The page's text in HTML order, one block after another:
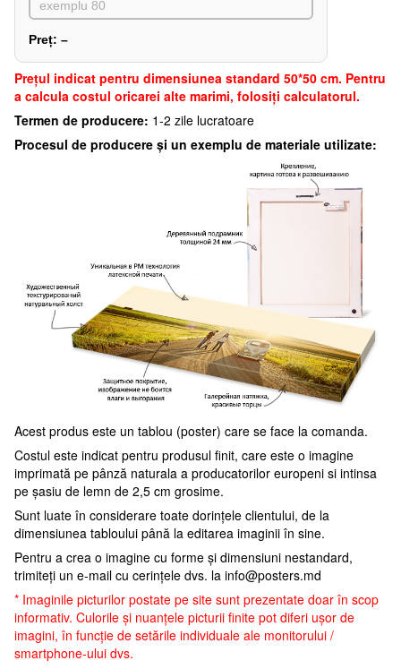
Preț: –
Preţul indicat pentru dimensiunea standard 50*50 cm. Pentru
a calcula costul oricarei alte marimi, folosiți calculatorul.
Termen de producere: 1-2 zile lucratoare
Procesul de producere și un exemplu de materiale utilizate:
Acest produs este un tablou (poster) care se face la comanda.
Costul este indicat pentru produsul finit, care este o imagine
imprimată pe pânză naturala a producatorilor europeni si intinsa
pe șasiu de lemn de 2,5 cm grosime.
Sunt luate în considerare toate dorințele clientului, de la
dimensiunea tabloului până la editarea imaginii în sine.
Pentru a crea o imagine cu forme și dimensiuni nestandard,
trimiteți un e-mail cu cerințele dvs. la info@posters.md
* Imaginile picturilor postate pe site sunt prezentate doar în scop
informativ. Culorile și nuanțele picturii finite pot diferi ușor de
imagini, în funcție de setările individuale ale monitorului /
smartphone-ului dvs.